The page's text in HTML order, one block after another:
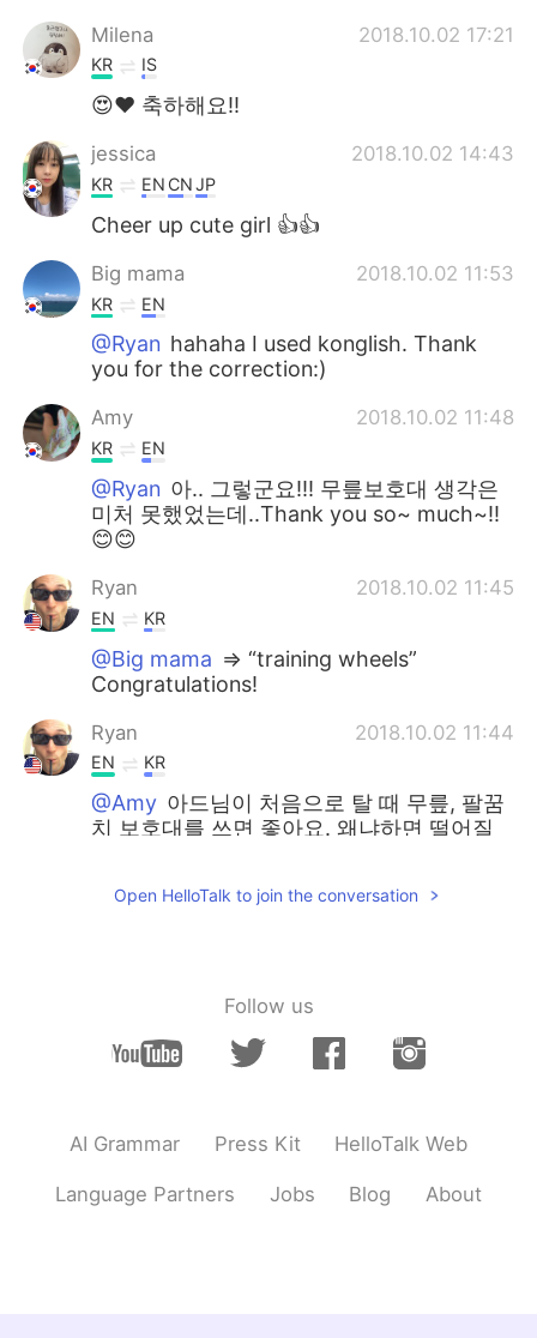
Milena 2018.10.02 17:21
KR IS
😍❤ 축하해요!!
jessica 2018.10.02 14:43
KR EN CNJP
Cheer up cute girl 👍👍
Big mama 2018.10.02 11:53
KR EN
@Ryan hahaha I used konglish. Thank
you for the correction:)
Amy 2018.10.02 11:48
KR EN
@Ryan 아.. 그렇군요!!! 무릎보호대 생각은
미처 못했었는데..Thank you so~ much~!!
😊😊
Ryan 2018.10.02 11:45
EN KR
@Big mama => “training wheels”
Congratulations!
Ryan 2018.10.02 11:44
EN KR
@Amy 아드님이 처음으로 탈 때 무릎, 팔꿈
치 보호대를 쓰면 좋아요. 왜냐하면 떨어질
My daughter also took off the serving
Umberry 2018.10.02 11:30
And please say to congrats to her :)
Umberry 2018.10.02 11:30
Open HelloTalk to join the conversation
Follow us
AI Grammar Press Kit HelloTalk Web
Language Partners Jobs Blog About